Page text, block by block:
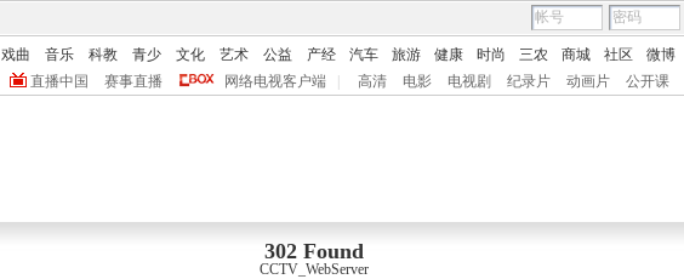
戏曲 音乐 科教 青少 文化 艺术 公益 产经 汽车 旅游 健康 时尚 三农 商城 社区 微博
直播中国 赛事直播 网络电视客户端 高清 电影 电视剧 纪录片 动画片 公开课
302 Found
CCTV_WebServer